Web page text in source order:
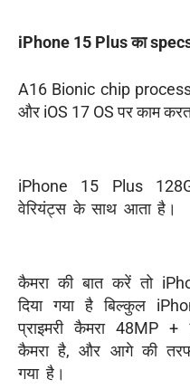
iPhone 15 Plus का
A16 Bionic chip
और iOS 17 OS पर काम
iPhone 15 Plus
वेरियंट्स के साथ आता है।
कैमरा की बात करें तो
दिया गया है बिल्कुल
प्राइमरी कैमरा 48MP
कैमरा है, और आगे की तरफ
गया है।